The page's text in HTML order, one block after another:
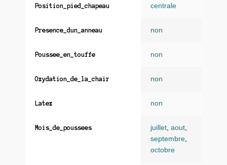
Position_pied_chapeau centrale
Presence_dun_anneau non
Poussee_en_touffe non
Oxydation_de_la_chair non
Latex non
Mois_de_poussees juillet aout
septembre
octobre